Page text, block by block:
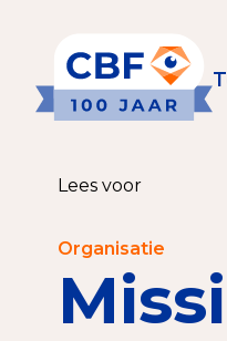
Lees voor
Organisatie